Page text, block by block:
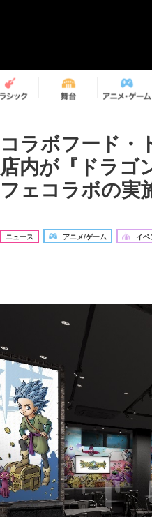
コラボフード・
店内が『ドラ
フェコラボの実
ニュース アニメ/ゲーム イ